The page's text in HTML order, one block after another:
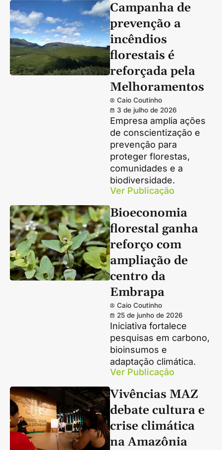
Campanha de
prevenção a
incêndios
florestais é
reforçada pela
Melhoramentos
Caio Coutinho
3 de julho de 2026
Empresa amplia ações
de conscientização e
prevenção para
proteger florestas,
comunidades e a
biodiversidade.
Ver Publicação
Bioeconomia
florestal ganha
reforço com
ampliação de
centro da
Embrapa
Caio Coutinho
25 de junho de 2026
Iniciativa fortalece
pesquisas em carbono,
bioinsumos e
adaptação climática.
Ver Publicação
Vivências MAZ
debate cultura e
crise climática
na Amazônia